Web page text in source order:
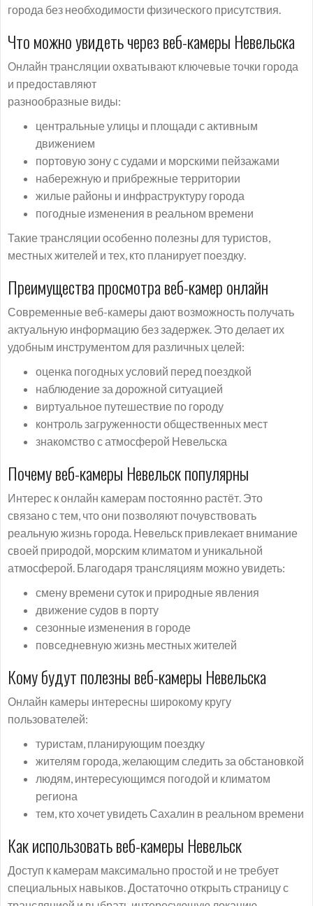
города без необходимости физического присутствия.
Что можно увидеть через веб-камеры Невельска
Онлайн трансляции охватывают ключевые точки города
и предоставляют
разнообразные виды:
центральные улицы и площади с активным
движением
портовую зону с судами и морскими пейзажами
набережную и прибрежные территории
жилые районы и инфраструктуру города
погодные изменения в реальном времени
Такие трансляции особенно полезны для туристов,
местных жителей и тех, кто планирует поездку.
Преимущества просмотра веб-камер онлайн
Современные веб-камеры дают возможность получать
актуальную информацию без задержек. Это делает их
удобным инструментом для различных целей:
оценка погодных условий перед поездкой
наблюдение за дорожной ситуацией
виртуальное путешествие по городу
контроль загруженности общественных мест
знакомство с атмосферой Невельска
Почему веб-камеры Невельск популярны
Интерес к онлайн камерам постоянно растёт. Это
связано с тем, что они позволяют почувствовать
реальную жизнь города. Невельск привлекает внимание
своей природой, морским климатом и уникальной
атмосферой. Благодаря трансляциям можно увидеть:
смену времени суток и природные явления
движение судов в порту
сезонные изменения в городе
повседневную жизнь местных жителей
Кому будут полезны веб-камеры Невельска
Онлайн камеры интересны широкому кругу
пользователей:
туристам, планирующим поездку
жителям города, желающим следить за обстановкой
людям, интересующимся погодой и климатом
региона
тем, кто хочет увидеть Сахалин в реальном времени
Как использовать веб-камеры Невельск
Доступ к камерам максимально простой и не требует
специальных навыков. Достаточно открыть страницу с